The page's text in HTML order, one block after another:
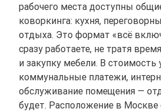
рабочего места доступны
коворкинга: кухня,
отдыха. Это формат «всё
сразу работаете, не тратя
и закупку мебели. В
коммунальные платежи,
обслуживание помещения —
будет. Расположение в Москве